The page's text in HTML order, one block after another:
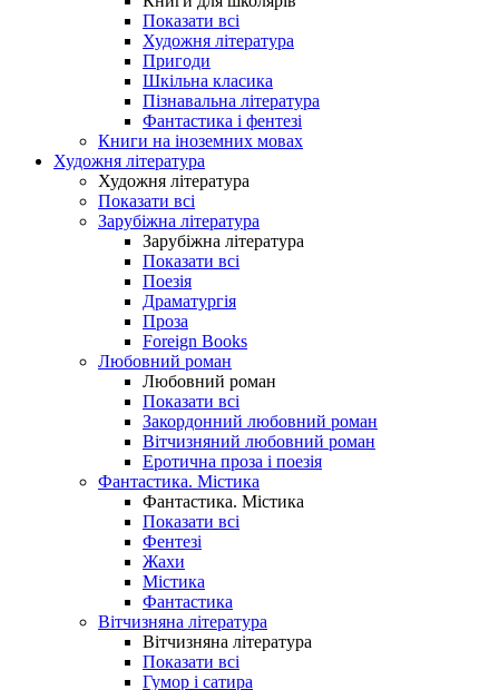
Показати всі
Художня література
Пригоди
Шкільна класика
Пізнавальна література
Фантастика і фентезі
Книги на іноземних мовах
Художня література
Художня література
Показати всі
Зарубіжна література
Зарубіжна література
Показати всі
Поезія
Драматургія
Проза
Foreign Books
Любовний роман
Любовний роман
Показати всі
Закордонний любовний роман
Вітчизняний любовний роман
Еротична проза і поезія
Фантастика. Містика
Фантастика. Містика
Показати всі
Фентезі
Жахи
Містика
Фантастика
Вітчизняна література
Вітчизняна література
Показати всі
Гумор і сатира